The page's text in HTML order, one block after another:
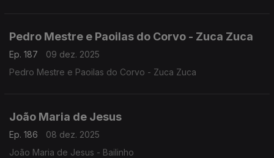
Pedro Mestre e Paoilas do Corvo - Zuca Zuca
Ep. 187
09 dez. 2025
Pedro Mestre e Paoilas do Corvo - Zuca Zuca
João Maria de Jesus
Ep. 186
08 dez. 2025
João Maria de Jesus - Bailinho